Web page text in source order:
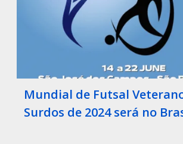
Mundial de Futsal
Surdos de 2024 será no